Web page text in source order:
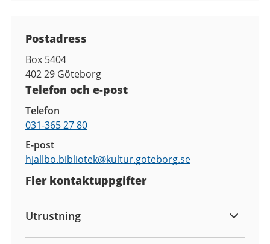
Postadress
Box 5404
402 29 Göteborg
Telefon och e-post
Telefon
031-365 27 80
E-post
hjallbo.bibliotek@kultur.goteborg.se
Fler kontaktuppgifter
Utrustning